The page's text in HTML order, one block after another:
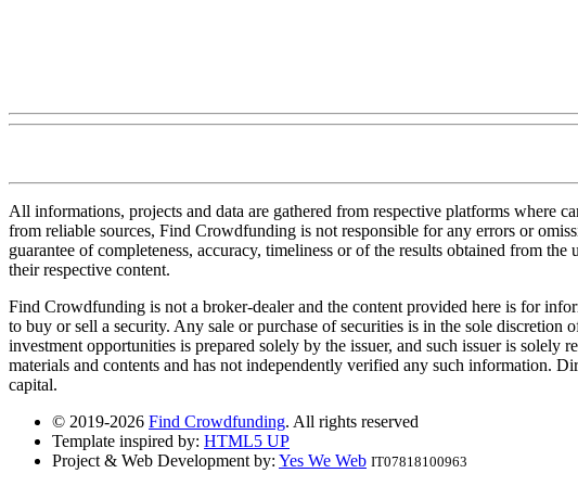
All informations, projects and data are gathered from respective platforms where
from reliable sources, Find Crowdfunding is not responsible for any errors or
guarantee of completeness, accuracy, timeliness or of the results obtained from
their respective content.
Find Crowdfunding is not a broker-dealer and the content provided here is for
to buy or sell a security. Any sale or purchase of securities is in the sole
investment opportunities is prepared solely by the issuer, and such issuer is
materials and contents and has not independently verified any such information.
capital.
© 2019-2026 Find Crowdfunding. All rights reserved
Template inspired by: HTML5 UP
Project & Web Development by: Yes We Web IT07818100963